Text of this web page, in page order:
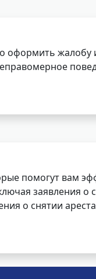
помогут вам
заявления о
о снятии